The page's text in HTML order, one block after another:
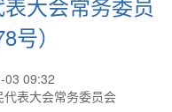
号）
03 09:32
表大会常务委员会